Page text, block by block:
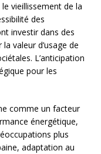
vieillissement de la
des
investir dans des
valeur d’usage de
L’anticipation
pour les
comme un facteur
énergétique,
plus
adaptation au